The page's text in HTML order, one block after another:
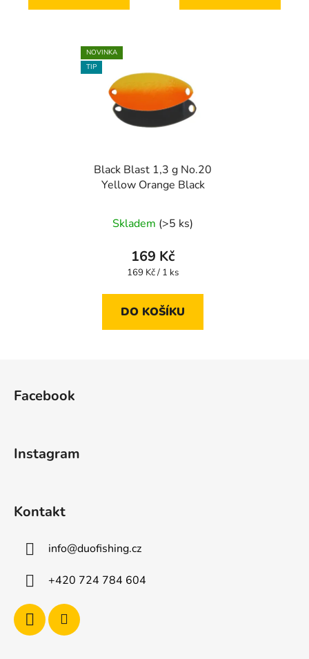
NOVINKA
TIP
Black Blast 1,3 g No.20
Yellow Orange Black
Skladem (>5 ks)
169 Kč
Měrná
169 Kč / 1 ks
DO KOŠÍKU
Facebook
Instagram
Kontakt
info@duofishing.cz
+420 724 784 604